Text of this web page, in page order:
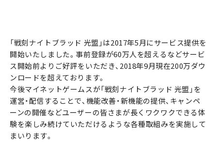
「戦刻ナイトブラッド 光盟」は2017年5月にサービス提供を
開始いたしました。事前登録が60万人を超えるなどサービ
ス開始前よりご好評をいただき、2018年9月現在200万ダウ
ンロードを超えております。
今後マイネットゲームスが「戦刻ナイトブラッド 光盟」を
運営・配信することで、機能改善・新機能の提供、キャンペ
ーンの開催などユーザーの皆さまが長くワクワクできる体
験を楽しみ続けていただけるような各種取組みを実施して
まいります。